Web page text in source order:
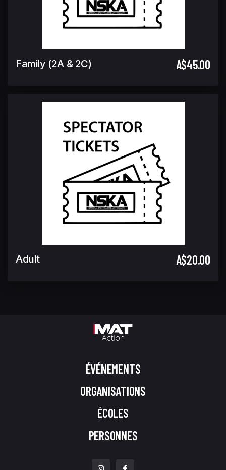
Family (2A & 2C) A$45.00
Adult A$20.00
ÉVÉNEMENTS
ORGANISATIONS
ÉCOLES
PERSONNES